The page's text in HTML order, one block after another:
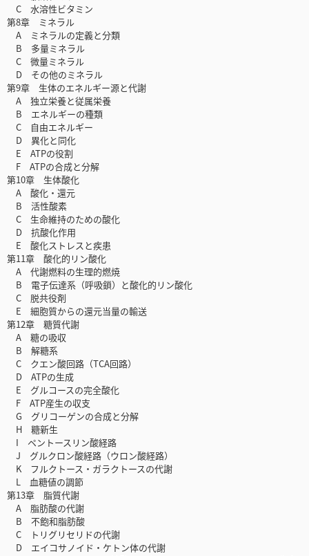
C 水溶性ビタミン
第8章 ミネラル
A ミネラルの定義と分類
B 多量ミネラル
C 微量ミネラル
D その他のミネラル
第9章 生体のエネルギー源と代謝
A 独立栄養と従属栄養
B エネルギーの種類
C 自由エネルギー
D 異化と同化
E ATPの役割
F ATPの合成と分解
第10章 生体酸化
A 酸化・還元
B 活性酸素
C 生命維持のための酸化
D 抗酸化作用
E 酸化ストレスと疾患
第11章 酸化的リン酸化
A 代謝燃料の生理的燃焼
B 電子伝達系（呼吸鎖）と酸化的リン酸化
C 脱共役剤
E 細胞質からの還元当量の輸送
第12章 糖質代謝
A 糖の吸収
B 解糖系
C クエン酸回路（TCA回路）
D ATPの生成
E グルコースの完全酸化
F ATP産生の収支
G グリコーゲンの合成と分解
H 糖新生
I ペントースリン酸経路
J グルクロン酸経路（ウロン酸経路）
K フルクトース・ガラクトースの代謝
L 血糖値の調節
第13章 脂質代謝
A 脂肪酸の代謝
B 不飽和脂肪酸
C トリグリセリドの代謝
D エイコサノイド・ケトン体の代謝